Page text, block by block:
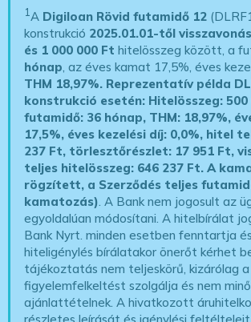
1A Digiloan Rövid futamidő 12
konstrukció 2025.01.01-től
és 1 000 000 Ft hitelösszeg között, a
hónap, az éves kamat 17,5%, éves
THM 18,97%. Reprezentatív példa
konstrukció esetén: Hitelösszeg: 500
futamidő: 36 hónap, THM: 18,97%,
17,5%, éves kezelési díj: 0,0%, hitel
237 Ft, törlesztőrészlet: 17 951 Ft,
teljes hitelösszeg: 646 237 Ft.A
rögzített, a Szerződés teljes
kamatozás). A Bank nem jogosult az
egyoldalúan módosítani. A hitelbírálat
Bank Nyrt. minden esetben fenntartja
hiteligénylés bírálatakor önerőt kérhet
tájékoztatás nem teljeskörű, kizárólag a
figyelemfelkeltést szolgálja és nem
ajánlattételnek. A hivatkozott